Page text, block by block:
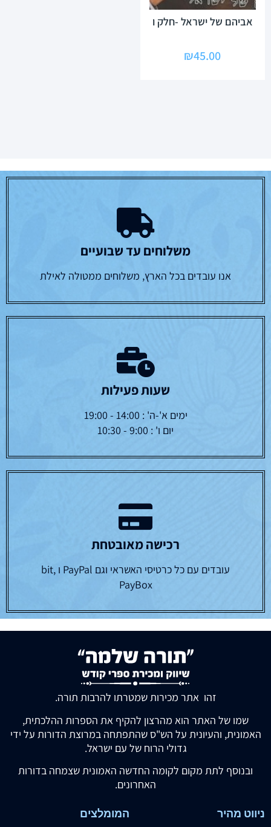
אביהם של ישראל -חלק ו
₪45.00
משלוחים עד שבועיים
אנו עובדים בכל הארץ, משלוחים ממטולה לאילת
שעות פעילות
ימים א'-ה' : 14:00 - 19:00
יום ו' : 9:00 - 10:30
רכישה מאובטחת
עובדים עם כל כרטיסי האשראי וגם PayPal ו bit,
PayBox
זהו אתר מכירות שמטרתו להרבות תורה.
שמו של האתר הוא מהרצון להקיף את הספרות ההלכתית,
האמונית, והעיונית על הש"ס שהתפתחה במרוצת הדורות על ידי
גדולי הרוח של עם ישראל.
ובנוסף לתת מקום לקומה החדשה האמונית שצמחה בדורות
האחרונים.
ניווט מהיר המומלצים